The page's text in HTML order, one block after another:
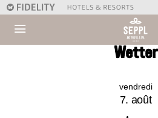
Wetter
vendredi
7. août